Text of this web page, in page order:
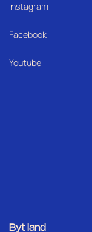
Instagram
Facebook
Youtube
Byt land